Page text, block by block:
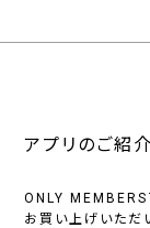
アプリのご紹介
ONLY MEMBERS
お買い上げいただ